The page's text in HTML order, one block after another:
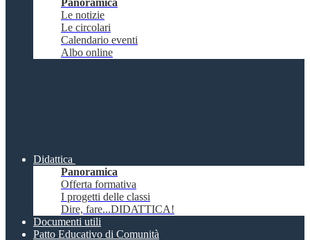
Panoramica
Le notizie
Le circolari
Calendario eventi
Albo online
Didattica
Panoramica
Offerta formativa
I progetti delle classi
Dire, fare...DIDATTICA!
Documenti utili
Patto Educativo di Comunità